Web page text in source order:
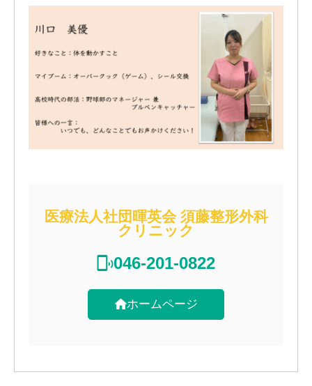
医療法人社団暉英会 須藤整形外科
クリニック
046-201-0822
ホームページ